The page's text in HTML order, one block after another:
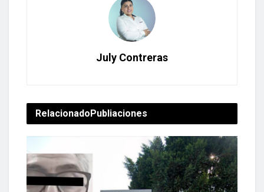
July Contreras
RelacionadoPubliaciones